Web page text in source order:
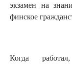
экзамен на
финское
Когда